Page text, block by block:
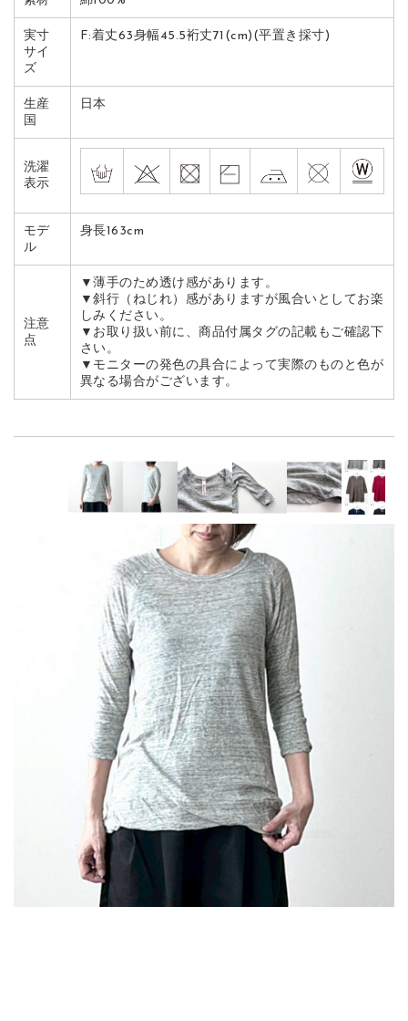
実寸
サイ
ズ
F:着丈63身幅45.5裄丈71(cm)(平置き採寸)
生産
国
日本
洗濯
表示
モデ
ル
身長163cm
注意
点
▼薄手のため透け感があります。
▼斜行（ねじれ）感がありますが風合いとしてお楽
しみください。
▼お取り扱い前に、商品付属タグの記載もご確認下
さい。
▼モニターの発色の具合によって実際のものと色が
異なる場合がございます。